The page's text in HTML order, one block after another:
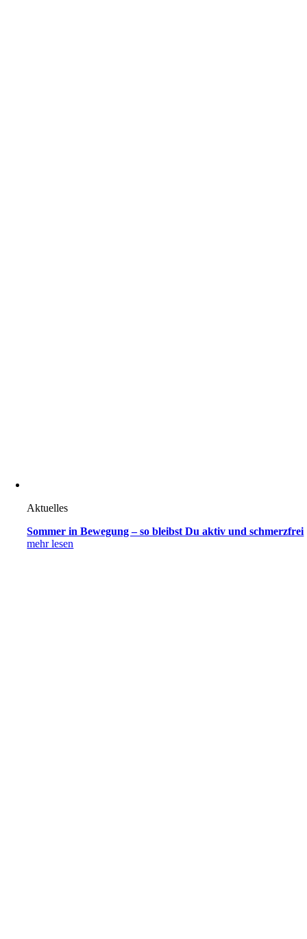
Aktuelles
Sommer in Bewegung – so bleibst Du aktiv und schmerzfrei
mehr lesen